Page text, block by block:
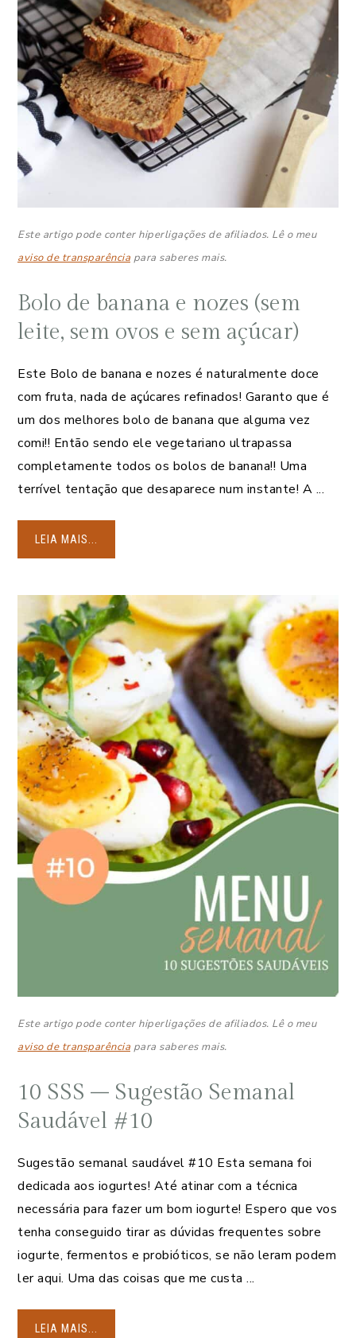
Este artigo pode conter hiperligações de afiliados. Lê o meu
aviso de transparência para saberes mais.
Bolo de banana e nozes (sem
leite, sem ovos e sem açúcar)
Este Bolo de banana e nozes é naturalmente doce
com fruta, nada de açúcares refinados! Garanto que é
um dos melhores bolo de banana que alguma vez
comi!! Então sendo ele vegetariano ultrapassa
completamente todos os bolos de banana!! Uma
terrível tentação que desaparece num instante! A ...
LEIA MAIS...
Este artigo pode conter hiperligações de afiliados. Lê o meu
aviso de transparência para saberes mais.
10 SSS – Sugestão Semanal
Saudável #10
Sugestão semanal saudável #10 Esta semana foi
dedicada aos iogurtes! Até atinar com a técnica
necessária para fazer um bom iogurte! Espero que vos
tenha conseguido tirar as dúvidas frequentes sobre
iogurte, fermentos e probióticos, se não leram podem
ler aqui. Uma das coisas que me custa ...
LEIA MAIS...